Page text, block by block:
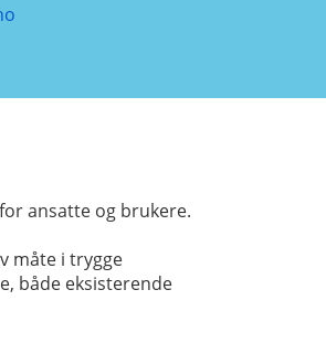
ansatte og brukere.
måte i trygge
både eksisterende